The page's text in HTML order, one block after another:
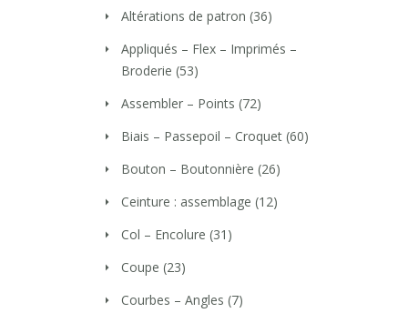
Altérations de patron (36)
Appliqués – Flex – Imprimés –
Broderie (53)
Assembler – Points (72)
Biais – Passepoil – Croquet (60)
Bouton – Boutonnière (26)
Ceinture : assemblage (12)
Col – Encolure (31)
Coupe (23)
Courbes – Angles (7)